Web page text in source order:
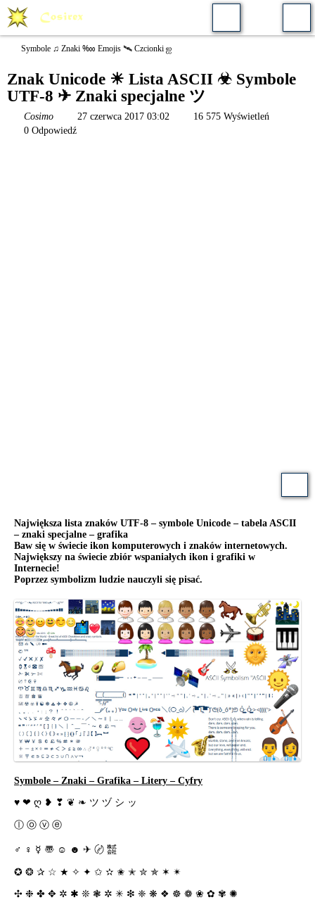
Symbole ♫ Znaki ‱ Emojis 🛰️ Czcionki ஐ
Znak Unicode ☀ Lista ASCII ☣ Symbole
UTF-8 ✈ Znaki specjalne ツ
Cosimo 27 czerwca 2017 03:02
16 575 Wyświetleń
0 Odpowiedź
Największa lista znaków UTF-8 – symbole Unicode – tabela ASCII
– znaki specjalne – grafika
Baw się w świecie ikon komputerowych i znaków internetowych.
Największy na świecie zbiór wspaniałych ikon i grafiki w
Internecie!
Poprzez symbolizm ludzie nauczyli się pisać.
Symbole – Znaki – Grafika – Litery – Cyfry
♥ ❤ ღ ❥ ❣ ❦ ❧ ツ ヅ シ ッ
ⓛ ⓞ ⓥ ⓔ
♂ ♀ ☿ 〠 ☺ ☻ ✈ 〄 ㍿
✪ ❂ ✰ ☆ ★ ✧ ✦ ✩ ✫ ✬ ✭ ✮ ✯ ✶ ✴
✣ ❉ ✤ ✥ ✲ ✱ ❊ ❃ ✲ ✳ ❇ ❈ ❋ ❖ ☸ ❁ ❀ ✿ ✾ ✺